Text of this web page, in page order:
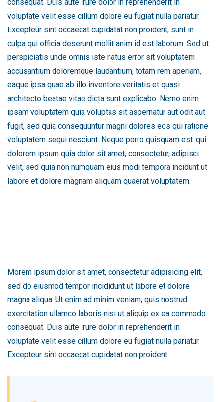
consequat. Duis aute irure dolor in reprehenderit in
voluptate velit esse cillum dolore eu fugiat nulla pariatur.
Excepteur sint occaecat cupidatat non proident, sunt in
culpa qui officia deserunt mollit anim id est laborum. Sed ut
perspiciatis unde omnis iste natus error sit voluptatem
accusantium doloremque laudantium, totam rem aperiam,
eaque ipsa quae ab illo inventore veritatis et quasi
architecto beatae vitae dicta sunt explicabo. Nemo enim
ipsam voluptatem quia voluptas sit aspernatur aut odit aut
fugit, sed quia consequuntur magni dolores eos qui ratione
voluptatem sequi nesciunt. Neque porro quisquam est, qui
dolorem ipsum quia dolor sit amet, consectetur, adipisci
velit, sed quia non numquam eius modi tempora incidunt ut
labore et dolore magnam aliquam quaerat voluptatem.
Morem ipsum dolor sit amet, consectetur adipisicing elit,
sed do eiusmod tempor incididunt ut labore et dolore
magna aliqua. Ut enim ad minim veniam, quis nostrud
exercitation ullamco laboris nisi ut aliquip ex ea commodo
consequat. Duis aute irure dolor in reprehenderit in
voluptate velit esse cillum dolore eu fugiat nulla pariatur.
Excepteur sint occaecat cupidatat non proident.